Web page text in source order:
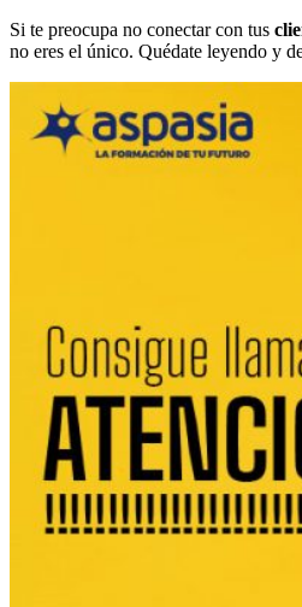
Si te preocupa no conectar con tus
no eres el único. Quédate leyendo y